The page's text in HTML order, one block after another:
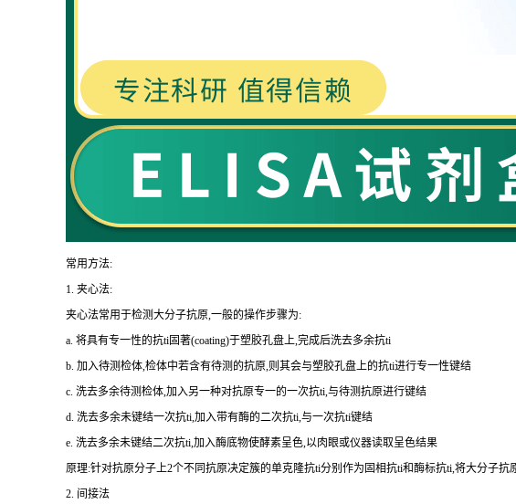
常用方法:
1. 夹心法:
夹心法常用于检测大分子抗原,一般的操作步骤为:
a. 将具有专一性的抗ti固著(coating)于塑胶孔盘上,完成后洗去多余抗ti
b. 加入待测检体,检体中若含有待测的抗原,则其会与塑胶孔盘上的抗ti进行专一性键结
c. 洗去多余待测检体,加入另一种对抗原专一的一次抗ti,与待测抗原进行键结
d. 洗去多余未键结一次抗ti,加入带有酶的二次抗ti,与一次抗ti键结
e. 洗去多余未键结二次抗ti,加入酶底物使酵素呈色,以肉眼或仪器读取呈色结果
原理:针对抗原分子上2个不同抗原决定簇的单克隆抗ti分别作为固相抗ti和酶标抗ti,将大分子抗
2. 间接法